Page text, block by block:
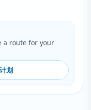
a route for your
划